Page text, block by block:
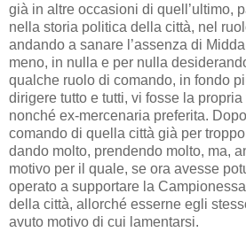
già in altre occasioni di quell’ultimo,
nella storia politica della città, nel
andando a sanare l’assenza di
meno, in nulla e per nulla
qualche ruolo di comando, in fondo
dirigere tutto e tutti, vi fosse la
nonché ex-mercenaria preferita.
comando di quella città già per
dando molto, prendendo molto, ma,
motivo per il quale, se ora avesse
operato a supportare la
della città, allorché esserne egli
avuto motivo di cui lamentarsi.